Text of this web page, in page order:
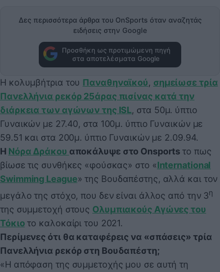
Δες περισσότερα άρθρα του OnSports όταν αναζητάς
ειδήσεις στην Google
Προσθήκη ως προτιμώμενη πηγή
στα αποτελέσματα Google
Η κολυμβήτρια του Παναθηναϊκού, σημείωσε τρία
Πανελλήνια ρεκόρ 25άρας πισίνας κατά την
διάρκεια των αγώνων της ISL, στα 50μ. ύπτιο
Γυναικών με 27.40, στα 100μ. ύπτιο Γυναικών με
59.51 και στα 200μ. ύπτιο Γυναικών με 2.09.94.
Η Νόρα Δράκου αποκάλυψε στο Onsports το πως
βίωσε τις συνθήκες «φούσκας» στο «International
Swimming League» της Βουδαπέστης, αλλά και τον
μεγάλο της στόχο, που δεν είναι άλλος από την 3η
της συμμετοχή στους Ολυμπιακούς Αγώνες του
Τόκιο το καλοκαίρι του 2021.
Περίμενες ότι θα καταφέρεις να «σπάσεις» τρία
Πανελλήνια ρεκόρ στη Βουδαπέστη;
«Η απόφαση της συμμετοχής μου σε αυτή τη